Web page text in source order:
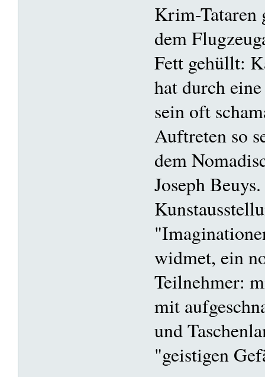
Krim-Tataren
dem
Fett gehüllt:
hat durch
sein oft
Auftreten so
dem
Joseph
widmet, ein
Teilnehmer:
mit
und
"geistigen